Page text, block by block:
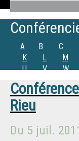
A B C
K
L M
U
V W
Rieu
Du 5 juil.